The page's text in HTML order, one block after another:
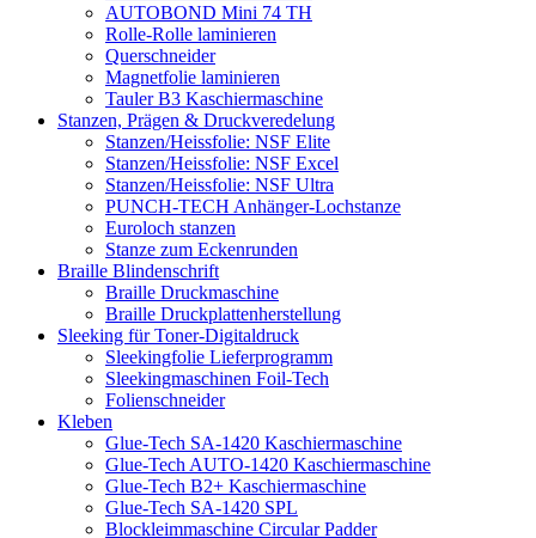
AUTOBOND Mini 74 TH
Rolle-Rolle laminieren
Querschneider
Magnetfolie laminieren
Tauler B3 Kaschiermaschine
Stanzen, Prägen & Druckveredelung
Stanzen/Heissfolie: NSF Elite
Stanzen/Heissfolie: NSF Excel
Stanzen/Heissfolie: NSF Ultra
PUNCH-TECH Anhänger-Lochstanze
Euroloch stanzen
Stanze zum Eckenrunden
Braille Blindenschrift
Braille Druckmaschine
Braille Druckplattenherstellung
Sleeking für Toner-Digitaldruck
Sleekingfolie Lieferprogramm
Sleekingmaschinen Foil-Tech
Folienschneider
Kleben
Glue-Tech SA-1420 Kaschiermaschine
Glue-Tech AUTO-1420 Kaschiermaschine
Glue-Tech B2+ Kaschiermaschine
Glue-Tech SA-1420 SPL
Blockleimmaschine Circular Padder